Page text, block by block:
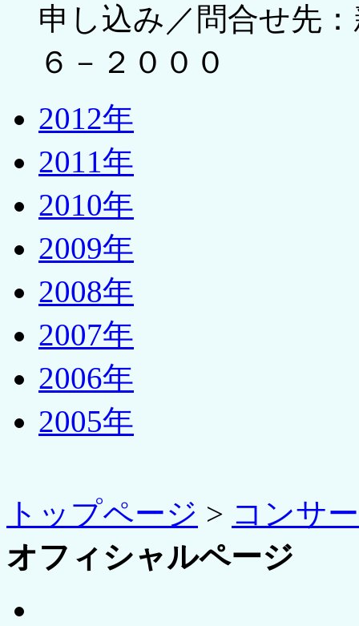
申し込み／問合せ先
６－２０００
2012年
2011年
2010年
2009年
2008年
2007年
2006年
2005年
トップページ > コンサ
オフィシャルページ